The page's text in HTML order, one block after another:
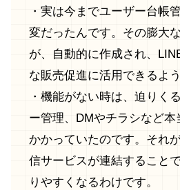
・実は今までユーザー台帳
変だったんです。その膨大
が、自動的に作成され、
な販売促進に活用できるよ
・機能がない時は、迫りく
ー管理、DMやチラシなど
かかっていたのです。それ
信サービスが連結すること
りやすくなるわけです。